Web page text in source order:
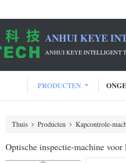
ANHUI KEYE
ANHUI KEYE INTELLIGENT
PRODUCTEN
Thuis Producten Kapcontrole-
Optische inspectie-machine